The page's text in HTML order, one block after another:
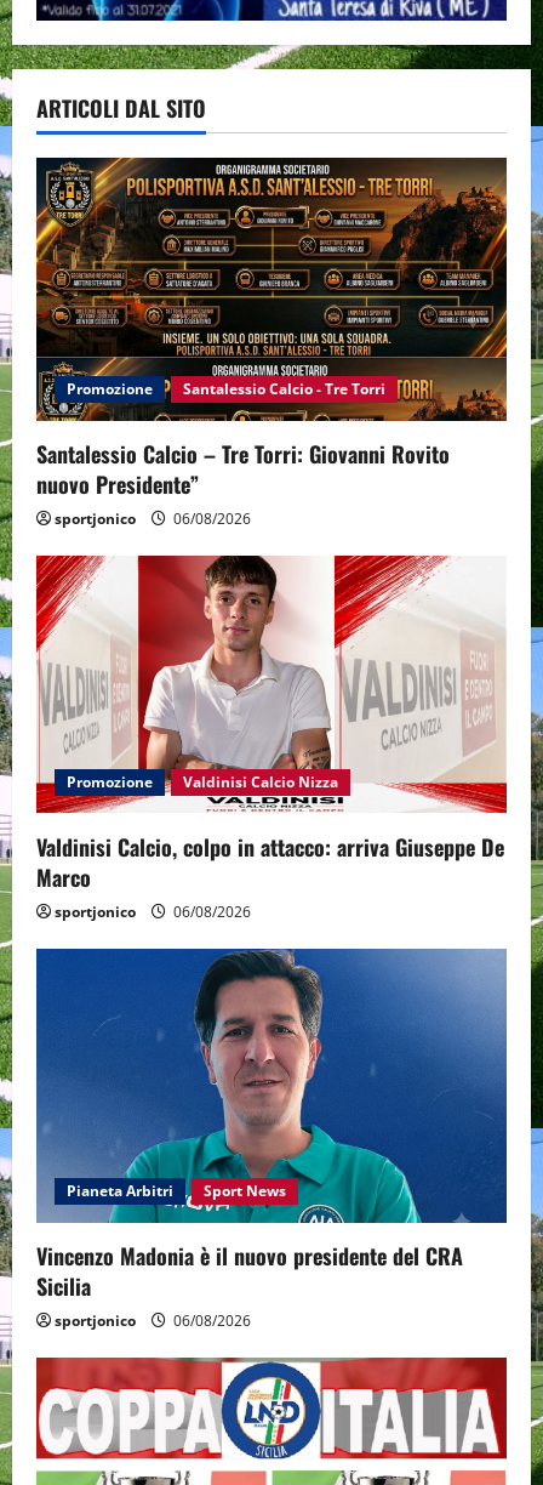
ARTICOLI DAL SITO
Promozione Santalessio Calcio - Tre Torri
Santalessio Calcio – Tre Torri: Giovanni Rovito
nuovo Presidente”
sportjonico 06/08/2026
Promozione Valdinisi Calcio Nizza
Valdinisi Calcio, colpo in attacco: arriva Giuseppe De
Marco
sportjonico 06/08/2026
Pianeta Arbitri Sport News
Vincenzo Madonia è il nuovo presidente del CRA
Sicilia
sportjonico 06/08/2026